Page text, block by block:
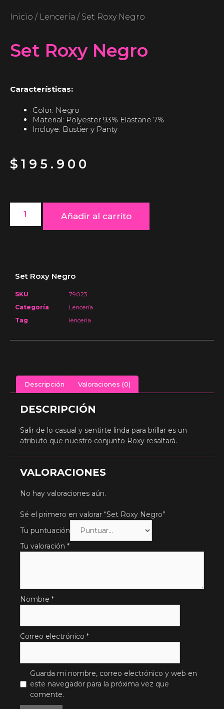
Inicio / Lencería / Set Roxy Negro
Set Roxy Negro
Características:
Color: Negro
Material: Polyester 93% Elastane 7%
Incluye: Bustier y Panty
$ 195.900
Añadir al carrito
Set Roxy Negro
SKU
79023
Categoría
Lencería
Tag
lenceria
Descripción Valoraciones (0)
DESCRIPCIÓN
Salir de lo casual y sentirte linda para brillar es un
atributo que nuestro conjunto Roxy resaltará.
VALORACIONES
No hay valoraciones aún.
Sé el primero en valorar “Set Roxy Negro”
Tu puntuación
Tu valoración *
Nombre *
Correo electrónico *
Guarda mi nombre, correo electrónico y web en
este navegador para la próxima vez que
comente.